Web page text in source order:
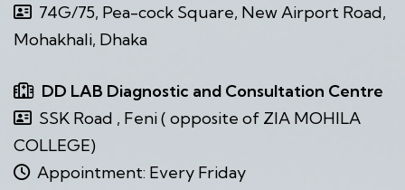
74G/75, Pea-cock Square, New Airport Road,
Mohakhali, Dhaka
DD LAB Diagnostic and Consultation Centre
SSK Road , Feni ( opposite of ZIA MOHILA
COLLEGE)
Appointment: Every Friday